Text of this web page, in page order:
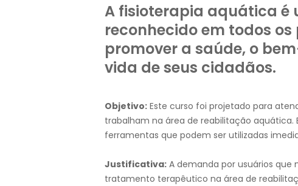
A fisioterapia aquática é
reconhecido em todos
promover a saúde, o
vida de seus cidadãos.
Objetivo: Este curso foi projetado para
trabalham na área de reabilitação
ferramentas que podem ser utilizadas
Justificativa: A demanda por usuários que
tratamento terapêutico na área de